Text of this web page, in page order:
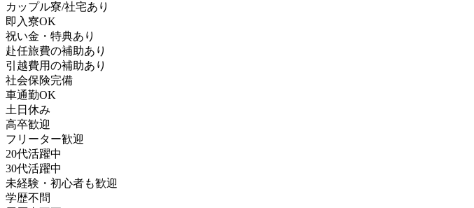
カップル寮/社宅あり
即入寮OK
祝い金・特典あり
赴任旅費の補助あり
引越費用の補助あり
社会保険完備
車通勤OK
土日休み
高卒歓迎
フリーター歓迎
20代活躍中
30代活躍中
未経験・初心者も歓迎
学歴不問